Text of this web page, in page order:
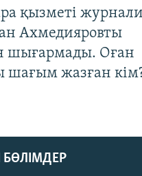
қызметі
Ахмедияровты
шығармады. Оған
шағым жазған
БӨЛІМДЕР